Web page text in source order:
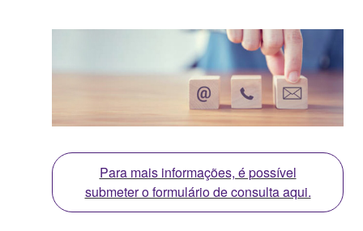
Para mais informações, é possível
submeter o formulário de consulta aqui.